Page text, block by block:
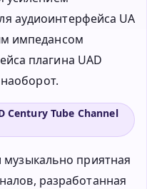
аудиоинтерфейса UA
импедансом
плагина UAD
Tube Channel
музыкально приятная
разработанная